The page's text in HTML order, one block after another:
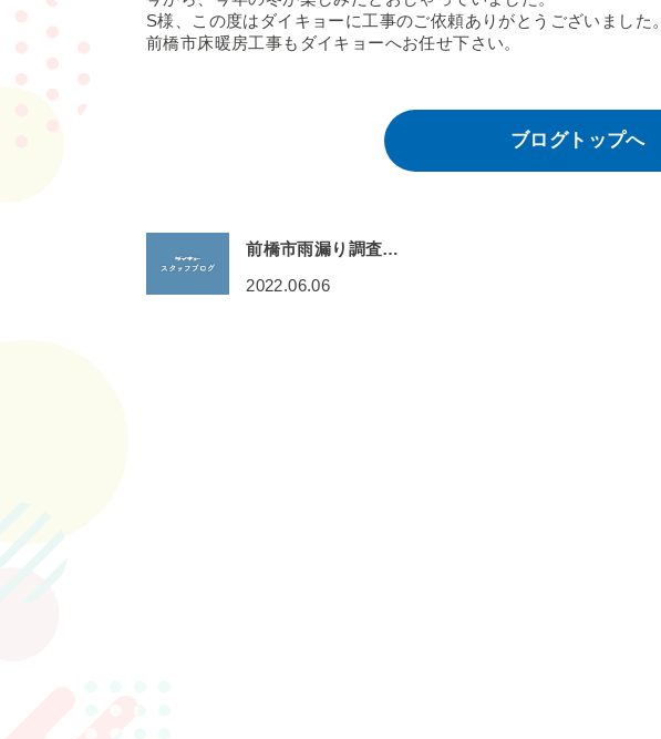
S様、この度はダイキョーに工事のご依頼ありがとうございました。
前橋市床暖房工事もダイキョーへお任せ下さい。
ブログトップへ
前橋市雨漏り調査…
2022.06.06